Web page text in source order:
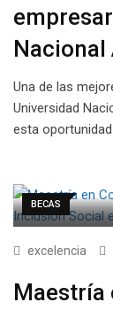
Nacional
Una de las
Universidad
esta
BECAS
excelencia
Maestría